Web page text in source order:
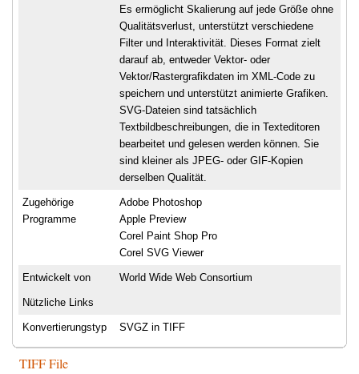
Es ermöglicht Skalierung auf jede Größe ohne
Qualitätsverlust, unterstützt verschiedene
Filter und Interaktivität. Dieses Format zielt
darauf ab, entweder Vektor- oder
Vektor/Rastergrafikdaten im XML-Code zu
speichern und unterstützt animierte Grafiken.
SVG-Dateien sind tatsächlich
Textbildbeschreibungen, die in Texteditoren
bearbeitet und gelesen werden können. Sie
sind kleiner als JPEG- oder GIF-Kopien
derselben Qualität.
Zugehörige
Programme
Adobe Photoshop
Apple Preview
Corel Paint Shop Pro
Corel SVG Viewer
Entwickelt von World Wide Web Consortium
Nützliche Links
Konvertierungstyp SVGZ in TIFF
TIFF File